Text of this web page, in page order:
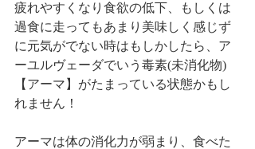
疲れやすくなり食欲の低下、もしくは
過食に走ってもあまり美味しく感じず
に元気がでない時はもしかしたら、ア
ーユルヴェーダでいう毒素(未消化物)
【アーマ】がたまっている状態かもし
れません！
アーマは体の消化力が弱まり、食べた